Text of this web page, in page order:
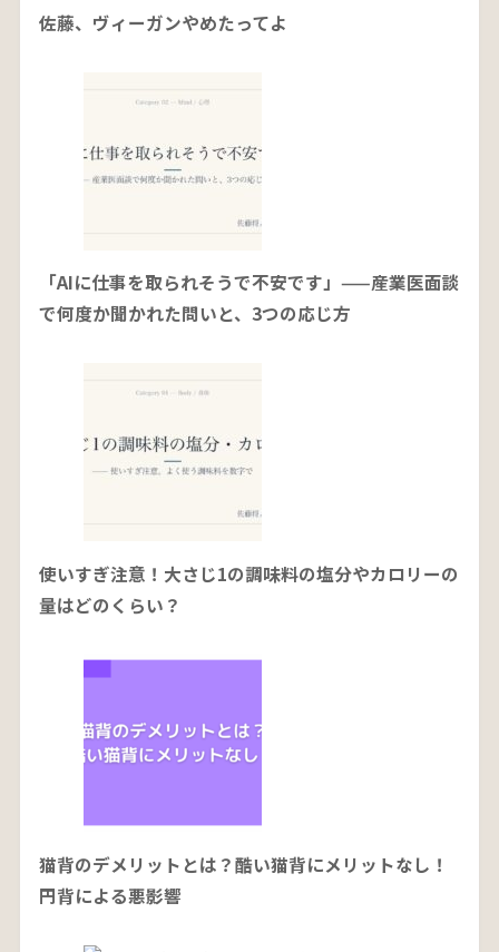
佐藤、ヴィーガンやめたってよ
「AIに仕事を取られそうで不安です」——産業医面談
で何度か聞かれた問いと、3つの応じ方
使いすぎ注意！大さじ1の調味料の塩分やカロリーの
量はどのくらい？
猫背のデメリットとは？酷い猫背にメリットなし！
円背による悪影響